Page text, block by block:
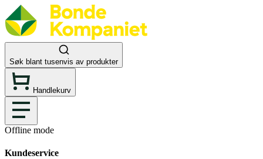
Søk blant tusenvis av produkter
Handlekurv
Offline mode
Kundeservice